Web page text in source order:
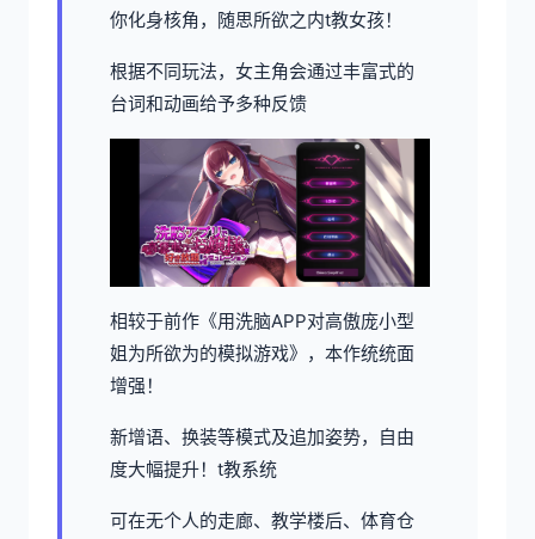
你化身核角，随思所欲之内t教女孩！
根据不同玩法，女主角会通过丰富式的
台词和动画给予多种反馈
相较于前作《用洗脑APP对高傲庞小型
姐为所欲为的模拟游戏》，本作统统面
增强！
新增语、换装等模式及追加姿势，自由
度大幅提升！t教系统
可在无个人的走廊、教学楼后、体育仓